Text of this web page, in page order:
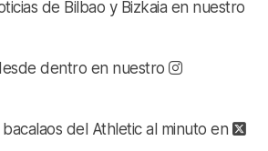
de Bilbao y Bizkaia en nuestro
dentro en nuestro
del Athletic al minuto en